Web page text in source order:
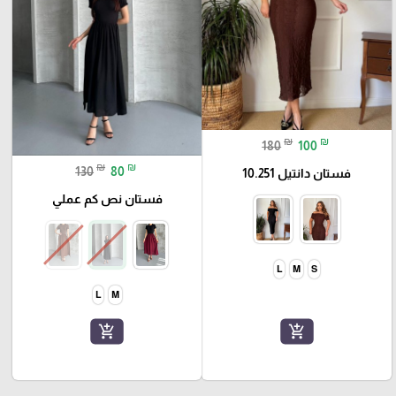
180 ₪ 100 ₪
فستان دانتيل 10.251
S
M
L
add_shopping_cart
130 ₪ 80 ₪
فستان نص كم عملي
M
L
add_shopping_cart